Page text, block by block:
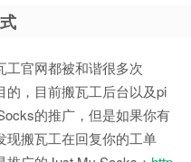
工官网都被和谐很多次
的，目前搬瓦工后台以及pi
的推广，但是如果你有
现搬瓦工在回复你的工单